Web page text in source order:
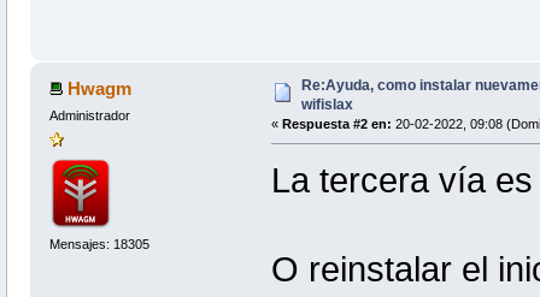
Hwagm
Administrador
Mensajes: 18305
Re:Ayuda, como instalar
wifislax
« Respuesta #2 en: 20-02-2022, 09:08
La tercera vía
O reinstalar el